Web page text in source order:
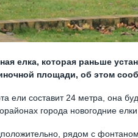
елка, которая раньше
площади, об этом
ели составит 24 метра, она
города новогодние
рядом с